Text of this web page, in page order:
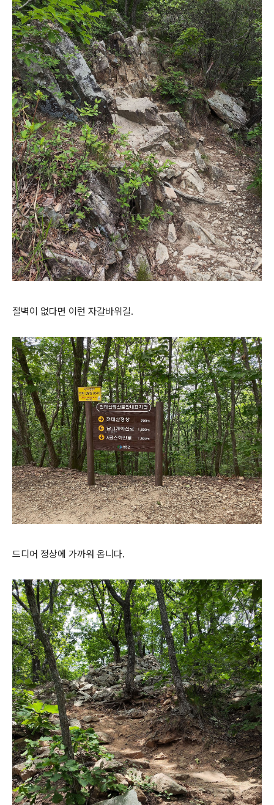
절벽이 없다면 이런 자갈바위길.
드디어 정상에 가까워 옵니다.